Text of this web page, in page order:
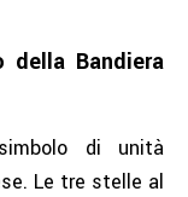
Bandiera
di unità
Le tre stelle al